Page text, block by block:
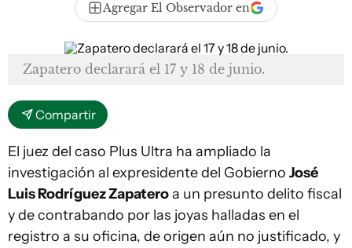
Agregar El Observador en
Zapatero declarará el 17 y 18 de junio.
Compartir
El juez del caso Plus Ultra ha ampliado la
investigación al expresidente del Gobierno José
Luis Rodríguez Zapateroa un presunto delito fiscal
y de contrabando por las joyas halladas en el
registro a su oficina, de origen aún no justificado, y